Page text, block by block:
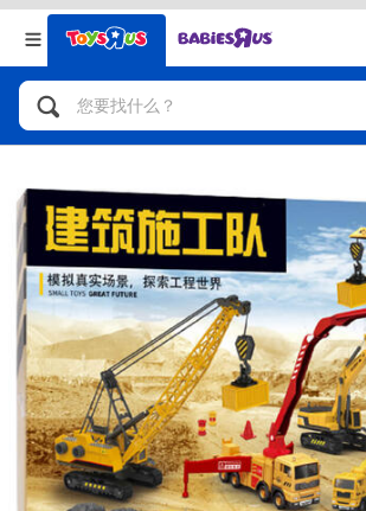
返回
分类目录
人气英雄，角色扮演，射击玩具
自行车，滑板车，骑乘车
拼砌组合及乐高LEGO
玩具车，货车，火车及遥控系列
手工艺，文具，蜡笔，泥胶，画板
娃娃，芭比，收藏公仔
返回
品牌